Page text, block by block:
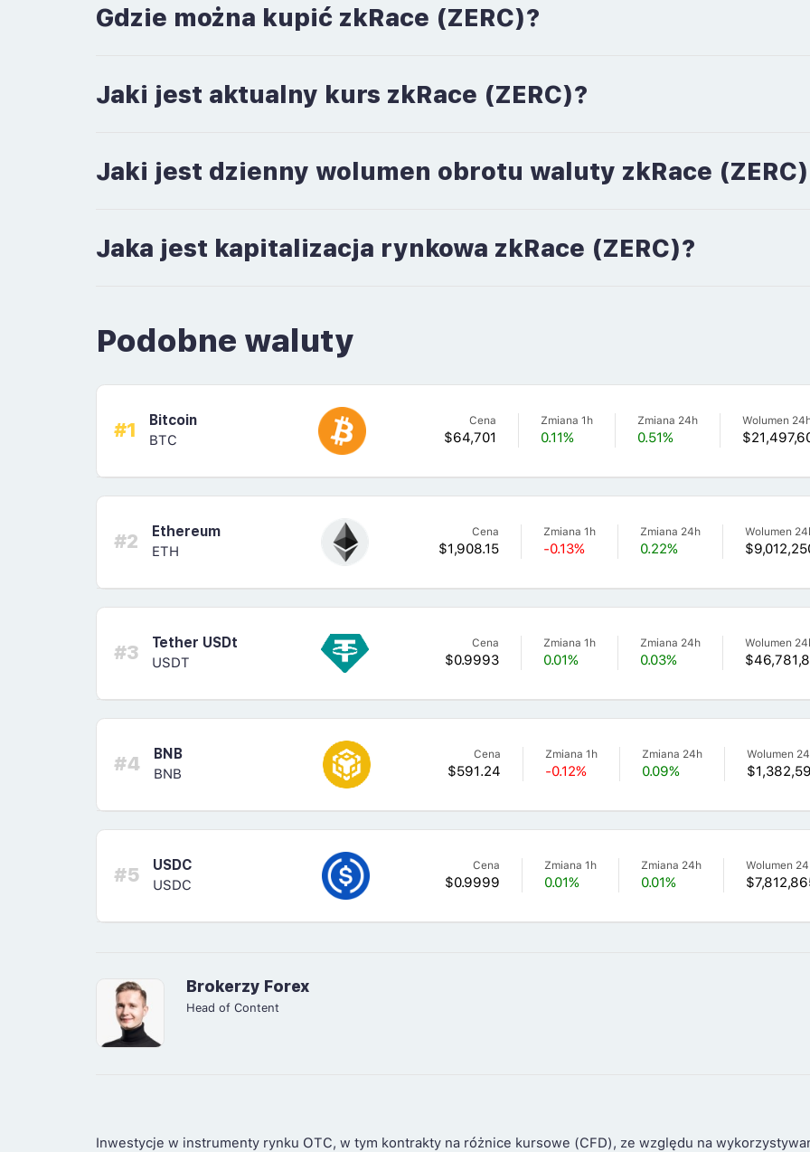
Gdzie można kupić zkRace (ZERC)?
Jaki jest aktualny kurs zkRace (ZERC)?
Jaki jest dzienny wolumen obrotu waluty zkRace
Jaka jest kapitalizacja rynkowa zkRace (ZERC)?
Podobne waluty
#1
Bitcoin
BTC
Cena
$64,701
Zmiana 1h
0.11%
Zmiana 24h
0.51%
Wolumen
#2
Ethereum
ETH
Cena
$1,908.15
Zmiana 1h
-0.13%
Zmiana 24h
0.22%
Wolumen
#3
Tether USDt
USDT
Cena
$0.9993
Zmiana 1h
0.01%
Zmiana 24h
0.03%
Wolumen
#4
BNB
BNB
Cena
$591.24
Zmiana 1h
-0.12%
Zmiana 24h
0.09%
Wolumen
#5
USDC
USDC
Cena
$0.9999
Zmiana 1h
0.01%
Zmiana 24h
0.01%
Wolumen
Brokerzy Forex
Head of Content
Inwestycje w instrumenty rynku OTC, w tym kontrakty na różnice kursowe (CFD), ze względu na